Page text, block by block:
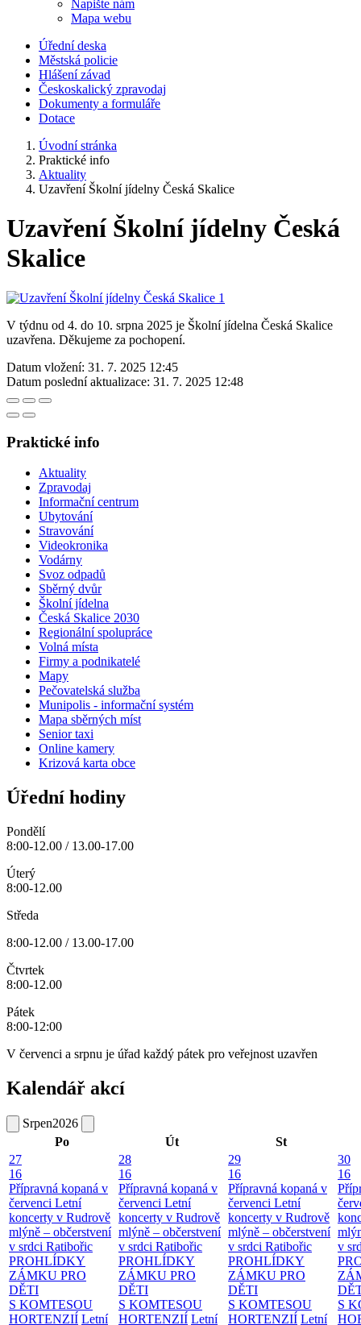
Napište nám
Mapa webu
Úřední deska
Městská policie
Hlášení závad
Českoskalický zpravodaj
Dokumenty a formuláře
Dotace
Úvodní stránka
Praktické info
Aktuality
Uzavření Školní jídelny Česká Skalice
Uzavření Školní jídelny Česká
Skalice
V týdnu od 4. do 10. srpna 2025 je Školní jídelna Česká Skalice
uzavřena. Děkujeme za pochopení.
Datum vložení: 31. 7. 2025 12:45
Datum poslední aktualizace: 31. 7. 2025 12:48
Praktické info
Aktuality
Zpravodaj
Informační centrum
Ubytování
Stravování
Videokronika
Vodárny
Svoz odpadů
Sběrný dvůr
Školní jídelna
Česká Skalice 2030
Regionální spolupráce
Volná místa
Firmy a podnikatelé
Mapy
Pečovatelská služba
Munipolis - informační systém
Mapa sběrných míst
Senior taxi
Online kamery
Krizová karta obce
Úřední hodiny
Pondělí
8:00-12.00 / 13.00-17.00
Úterý
8:00-12.00
Středa
8:00-12.00 / 13.00-17.00
Čtvrtek
8:00-12.00
Pátek
8:00-12:00
V červenci a srpnu je úřad každý pátek pro veřejnost uzavřen
Kalendář akcí
Srpen2026
Po
Út
St
27
16
Přípravná kopaná v
červenci Letní
koncerty v Rudrově
mlýně – občerstvení
v srdci Ratibořic
PROHLÍDKY
ZÁMKU PRO
DĚTI
S KOMTESOU
HORTENZIÍ Letní
28
16
Přípravná kopaná v
červenci Letní
koncerty v Rudrově
mlýně – občerstvení
v srdci Ratibořic
PROHLÍDKY
ZÁMKU PRO
DĚTI
S KOMTESOU
HORTENZIÍ Letní
29
16
Přípravná kopaná v
červenci Letní
koncerty v Rudrově
mlýně – občerstvení
v srdci Ratibořic
PROHLÍDKY
ZÁMKU PRO
DĚTI
S KOMTESOU
HORTENZIÍ Letní
30
16
v
S